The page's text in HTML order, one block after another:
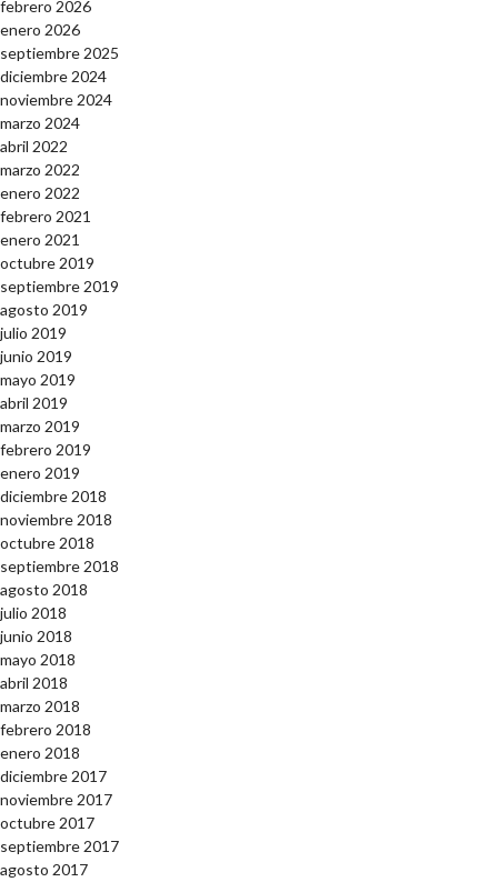
febrero 2026
enero 2026
septiembre 2025
diciembre 2024
noviembre 2024
marzo 2024
abril 2022
marzo 2022
enero 2022
febrero 2021
enero 2021
octubre 2019
septiembre 2019
agosto 2019
julio 2019
junio 2019
mayo 2019
abril 2019
marzo 2019
febrero 2019
enero 2019
diciembre 2018
noviembre 2018
octubre 2018
septiembre 2018
agosto 2018
julio 2018
junio 2018
mayo 2018
abril 2018
marzo 2018
febrero 2018
enero 2018
diciembre 2017
noviembre 2017
octubre 2017
septiembre 2017
agosto 2017